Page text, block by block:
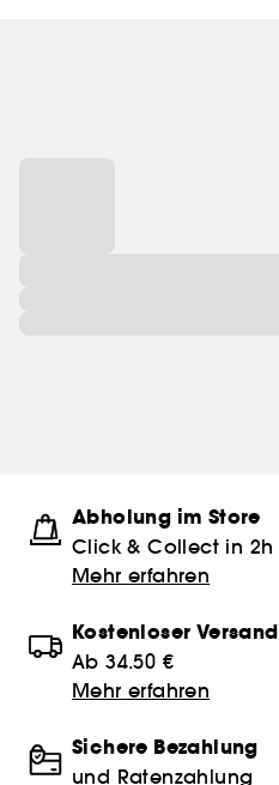
Abholung im Store
Click & Collect in 2h
Mehr erfahren
Kostenloser Versand
Ab 34.50 €
Mehr erfahren
Sichere Bezahlung
und Ratenzahlung